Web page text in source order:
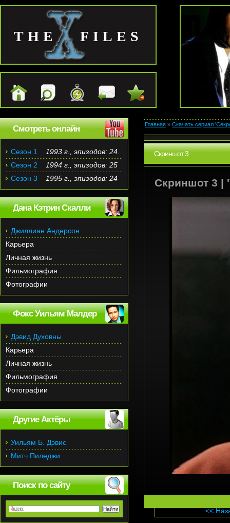
THE FILES
Главная » Скачать сериал
Скриншот 3
Скриншот 3 |
<<
Смотреть онлайн
Сезон 1
1993 г., эпизодов: 24.
Сезон 2
1994 г., эпизодов: 25
Сезон 3
1995 г., эпизодов: 24
Дана Кэтрин Скалли
Джиллиан Андерсон
Карьера
Личная жизнь
Фильмография
Фотографии
Фокс Уильям Малдер
Дэвид Духовны
Карьера
Личная жизнь
Фильмография
Фотографии
Другие Актёры
Уильям Б. Дэвис
Митч Пиледжи
Поиск по сайту